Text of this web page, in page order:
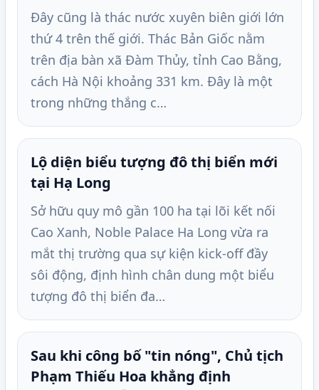
Đây cũng là thác nước xuyên biên giới lớn
thứ 4 trên thế giới. Thác Bản Giốc nằm
trên địa bàn xã Đàm Thủy, tỉnh Cao Bằng,
cách Hà Nội khoảng 331 km. Đây là một
trong những thắng c…
Lộ diện biểu tượng đô thị biển mới
tại Hạ Long
Sở hữu quy mô gần 100 ha tại lõi kết nối
Cao Xanh, Noble Palace Ha Long vừa ra
mắt thị trường qua sự kiện kick-off đầy
sôi động, định hình chân dung một biểu
tượng đô thị biển đa…
Sau khi công bố "tin nóng", Chủ tịch
Phạm Thiếu Hoa khẳng định